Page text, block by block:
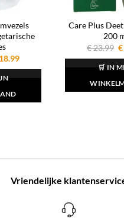
18.99Huidige
Care Plus
200
€23.99
€
€
🛒 IN
Vriendelijke